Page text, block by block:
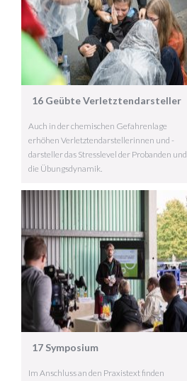
16 Geübte Verletztendarsteller
Auch in der chemischen Gefahrenlage
erhöhen Verletztendarstellerinnen und -
darsteller das Stresslevel der Probanden und
die Übungsdynamik.
17 Symposium
Im Anschluss an den Praxistext finden